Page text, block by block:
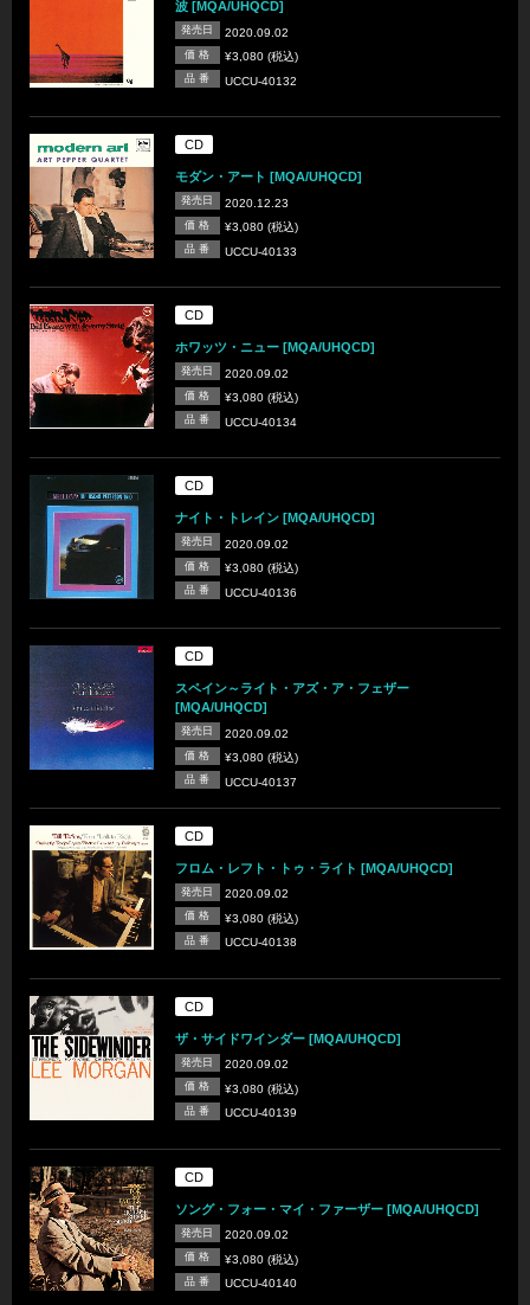
波 [MQA/UHQCD]
発売日 2020.09.02
価 格 ¥3,080 (税込)
品 番 UCCU-40132
CD
モダン・アート [MQA/UHQCD]
発売日 2020.12.23
価 格 ¥3,080 (税込)
品 番 UCCU-40133
CD
ホワッツ・ニュー [MQA/UHQCD]
発売日 2020.09.02
価 格 ¥3,080 (税込)
品 番 UCCU-40134
CD
ナイト・トレイン [MQA/UHQCD]
発売日 2020.09.02
価 格 ¥3,080 (税込)
品 番 UCCU-40136
CD
スペイン～ライト・アズ・ア・フェザー
[MQA/UHQCD]
発売日 2020.09.02
価 格 ¥3,080 (税込)
品 番 UCCU-40137
CD
フロム・レフト・トゥ・ライト [MQA/UHQCD]
発売日 2020.09.02
価 格 ¥3,080 (税込)
品 番 UCCU-40138
CD
ザ・サイドワインダー [MQA/UHQCD]
発売日 2020.09.02
価 格 ¥3,080 (税込)
品 番 UCCU-40139
CD
ソング・フォー・マイ・ファーザー [MQA/UHQCD]
発売日 2020.09.02
価 格 ¥3,080 (税込)
品 番 UCCU-40140